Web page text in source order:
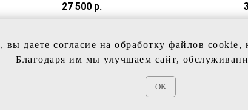
(в салоне в Тц
27 500 р.
даете согласие на обработку файлов
Благодаря им мы улучшаем сайт,
OK